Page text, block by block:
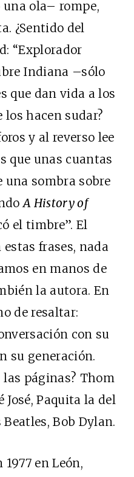
ola– rompe,
¿Sentido del
“Explorador
Indiana –sólo
que dan vida a los
los hacen sudar?
y al reverso lee
que unas cuantas
una sombra sobre
A History of
el timbre”. El
frases, nada
en manos de
la autora. En
de resaltar:
con su
su generación.
las páginas? Thom
José, Paquita la del
Bob Dylan.
en León,